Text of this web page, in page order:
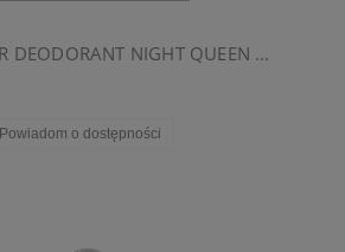
SATTVA TESTER DEODORANT NIGHT QUEEN 1ML
Powiadom o dostępności